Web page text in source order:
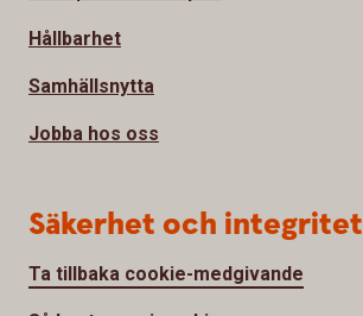
Hållbarhet
Samhällsnytta
Jobba hos oss
Säkerhet och integritet
Ta tillbaka cookie-medgivande